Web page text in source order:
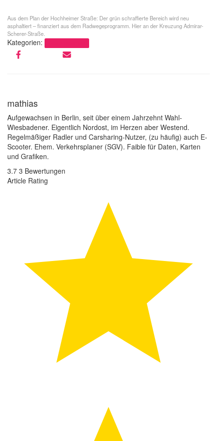
Aus dem Plan der Hochheimer Straße: Der grün schraffierte Bereich wird neu
asphaltiert – finanziert aus dem Radwegeprogramm. Hier an der Kreuzung Admirar-
Scherer-Straße.
Kategorien:
mathias
Aufgewachsen in Berlin, seit über einem Jahrzehnt Wahl-
Wiesbadener. Eigentlich Nordost, im Herzen aber Westend.
Regelmäßiger Radler und Carsharing-Nutzer, (zu häufig) auch E-
Scooter. Ehem. Verkehrsplaner (SGV). Faible für Daten, Karten
und Grafiken.
3.7 3 Bewertungen
Article Rating